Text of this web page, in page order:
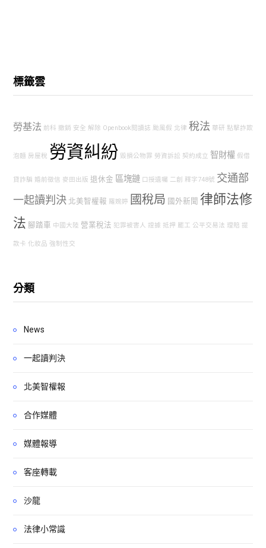
標籤雲
勞基法 前科 撤銷 安全 解除 Openbook閱讀誌 颱風假 北律 稅法 華研 點擊詐欺
泡麵 房屋稅 勞資糾紛 毀損公物罪 勞資訴訟 契約成立 智財權 假借
貸詐騙 婚前徵信 麥田出版 退休金 區塊鏈 口授遺囑 二創 釋字748號 交通部
一起讀判決 北美智權報 羅婉婷 國稅局 國外新聞 律師法修
法 腳踏車 中國大陸 營業稅法 犯罪被害人 證據 抵押 罷工 公平交易法 理賠 提
款卡 化妝品 強制性交
分類
News
一起讀判決
北美智權報
合作媒體
媒體報導
客座轉載
沙龍
法律小常識